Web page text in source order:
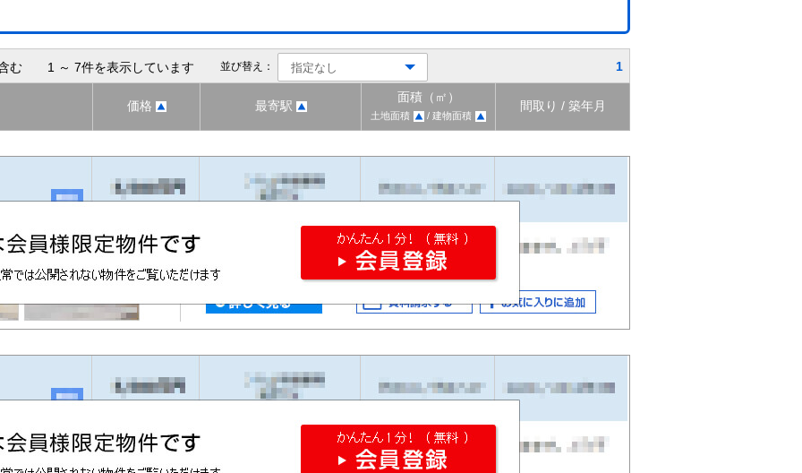
む 1 ～ 7件を表示しています 並び替え： 1
価格 最寄駅
面積（㎡）
土地面積 / 建物面積
間取り / 築年月